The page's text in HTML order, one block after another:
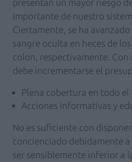
presentan un mayor riesgo
importante de nuestro
Ciertamente, se ha
sangre oculta en heces de
colon, respectivamente.
debe incrementarse el
Plena cobertura en todo
Acciones informativas y
No es suficiente con
concienciado debidamente
ser sensiblemente inferior a